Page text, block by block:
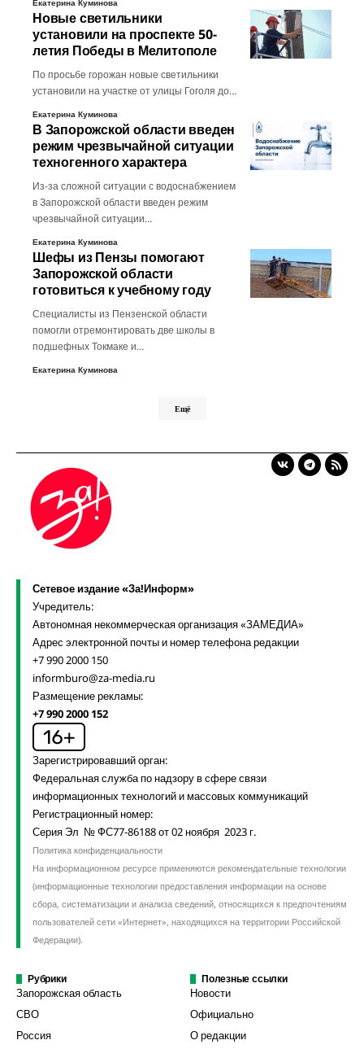
Екатерина Куминова
Новые светильники
установили на проспекте 50-
летия Победы в Мелитополе
По просьбе горожан новые светильники
установили на участке от улицы Гоголя до…
Екатерина Куминова
В Запорожской области введен
режим чрезвычайной ситуации
техногенного характера
Из-за сложной ситуации с водоснабжением
в Запорожской области введен режим
чрезвычайной ситуации…
Екатерина Куминова
Шефы из Пензы помогают
Запорожской области
готовиться к учебному году
Специалисты из Пензенской области
помогли отремонтировать две школы в
подшефных Токмаке и…
Екатерина Куминова
Ещё
Сетевое издание «За!Информ»
Учредитель:
Автономная некоммерческая организация «ЗАМЕДИА»
Адрес электронной почты и номер телефона редакции
+7 990 2000 150
informburo@za-media.ru
Размещение рекламы:
+7 990 2000 152
Зарегистрировавший орган:
Федеральная служба по надзору в сфере связи
информационных технологий и массовых коммуникаций
Регистрационный номер:
Серия Эл № ФС77-86188 от 02 ноября 2023 г.
Политика конфиденциальности
На информационном ресурсе применяются рекомендательные технологии
(информационные технологии предоставления информации на основе
сбора, систематизации и анализа сведений, относящихся к предпочтениям
пользователей сети «Интернет», находящихся на территории Российской
Федерации).
Рубрики
Запорожская область
СВО
Россия
Полезные ссылки
Новости
Официально
О редакции